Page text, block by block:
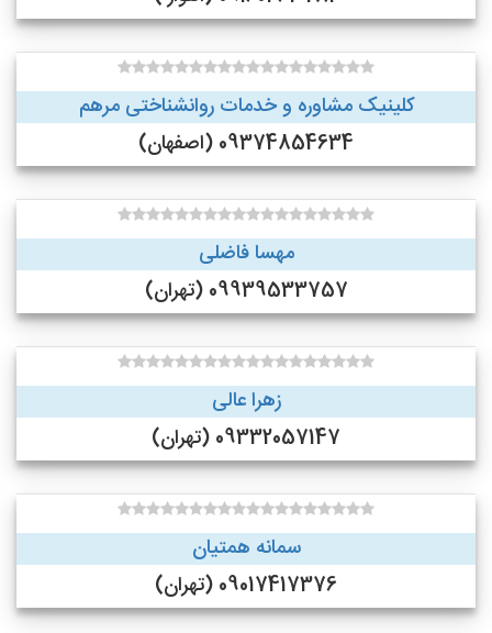
کلینیک مشاوره و خدمات روانشناختی مرهم
09374854634 (اصفهان)
مهسا فاضلی
09939533757 (تهران)
زهرا عالی
09332057147 (تهران)
سمانه همتیان
09017417376 (تهران)